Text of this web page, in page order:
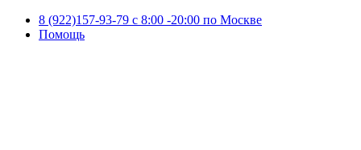
8 (922)157-93-79 c 8:00 -20:00 по Москве
Помощь